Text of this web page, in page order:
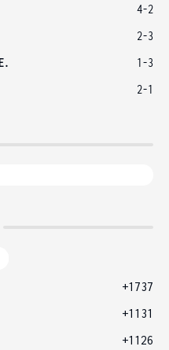
4-2
2-3
1-3
2-1
+1737
+1131
+1126